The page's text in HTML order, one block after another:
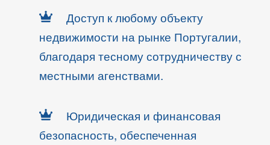
Доступ к любому объекту
недвижимости на рынке Португалии,
благодаря тесному сотрудничеству с
местными агенствами.
Юридическая и финансовая
безопасность, обеспеченная